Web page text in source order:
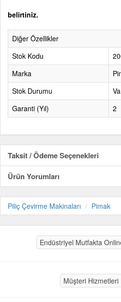
belirtiniz.
Diğer Özellikler
Stok Kodu
Marka
Stok Durumu
Garanti (Yıl)
2
Taksit / Ödeme Seçenekleri
Ürün Yorumları
Piliç Çevirme Makinaları Pimak
Endüstriyel Mutfakta
Müşteri Hizmetleri